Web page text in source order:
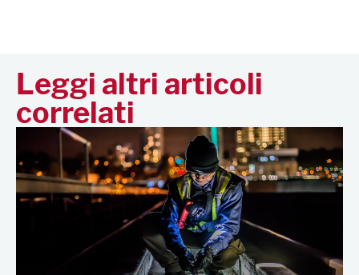
Leggi altri articoli
correlati